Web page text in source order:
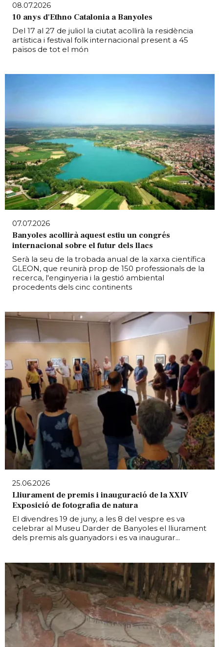
08.07.2026
10 anys d'Ethno Catalonia a Banyoles
Del 17 al 27 de juliol la ciutat acollirà la residència
artística i festival folk internacional present a 45
països de tot el món
07.07.2026
Banyoles acollirà aquest estiu un congrés
internacional sobre el futur dels llacs
Serà la seu de la trobada anual de la xarxa científica
GLEON, que reunirà prop de 150 professionals de la
recerca, l'enginyeria i la gestió ambiental
procedents dels cinc continents
25.06.2026
Lliurament de premis i inauguració de la XXIV
Exposició de fotografia de natura
El divendres 19 de juny, a les 8 del vespre es va
celebrar al Museu Darder de Banyoles el lliurament
dels premis als guanyadors i es va inaugurar...